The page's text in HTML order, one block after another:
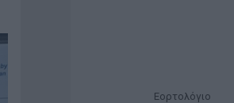
Εορτολόγιο